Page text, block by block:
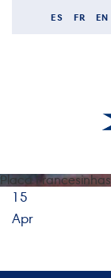
ES FR EN
Placa Francesinhas
15
Apr